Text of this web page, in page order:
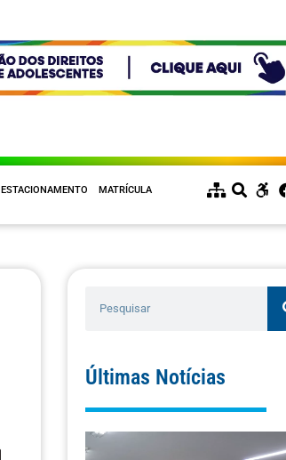
ESTACIONAMENTO MATRÍCULA
Últimas Notícias